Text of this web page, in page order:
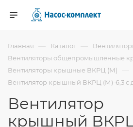
Главная — Каталог —
Вентиляторы общепромышленные
Вентиляторы крышные ВКРЦ (М) —
Вентилятор крышный ВКРЦ (М)-6,3 с
Вентилятор
крышный